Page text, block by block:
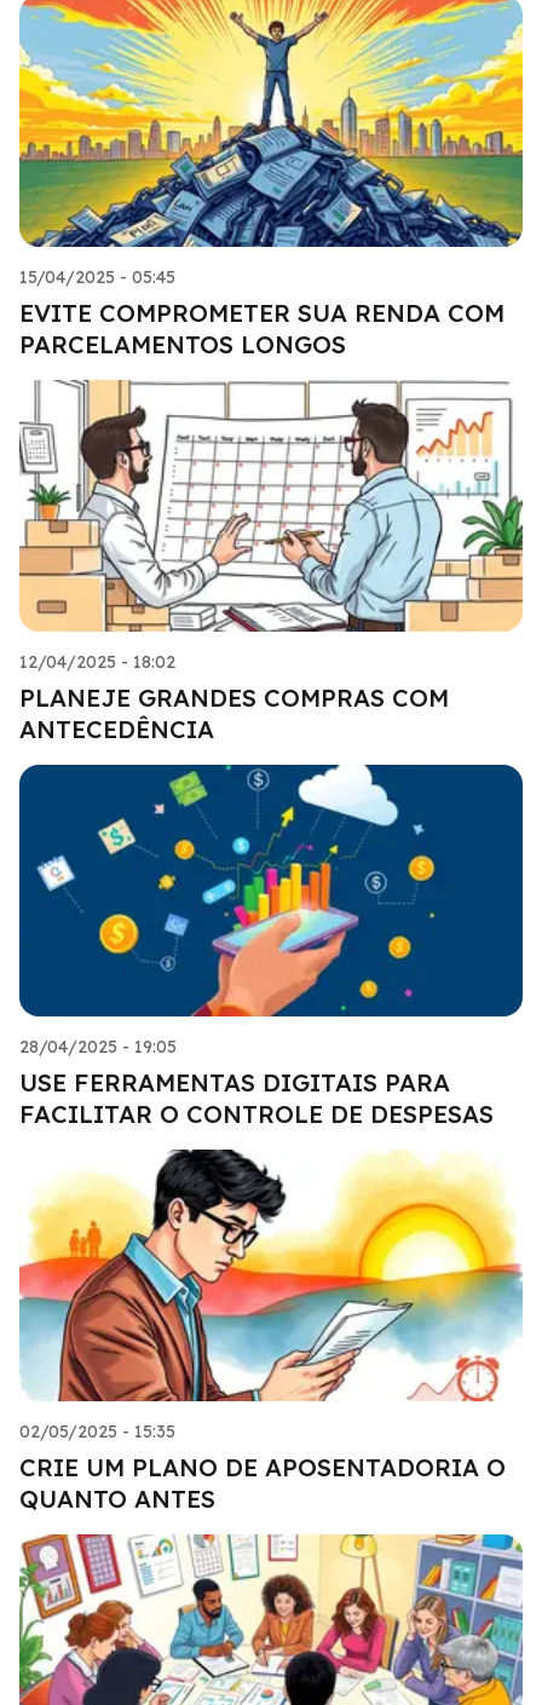
15/04/2025 - 05:45
EVITE COMPROMETER SUA RENDA COM
PARCELAMENTOS LONGOS
12/04/2025 - 18:02
PLANEJE GRANDES COMPRAS COM
ANTECEDÊNCIA
28/04/2025 - 19:05
USE FERRAMENTAS DIGITAIS PARA
FACILITAR O CONTROLE DE DESPESAS
02/05/2025 - 15:35
CRIE UM PLANO DE APOSENTADORIA O
QUANTO ANTES